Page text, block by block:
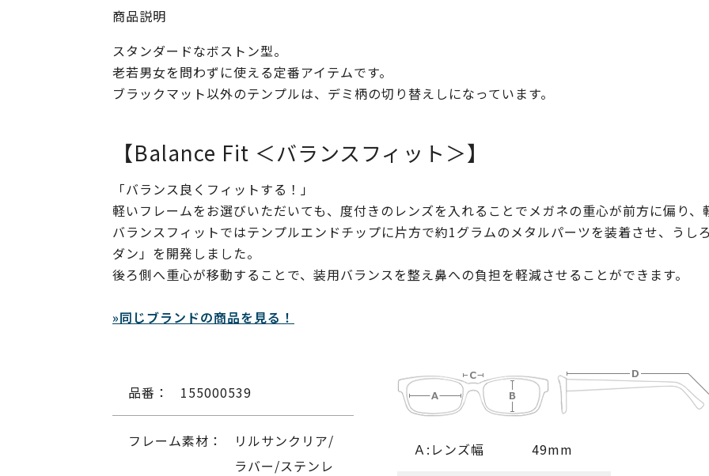
商品説明
スタンダードなボストン型。
老若男女を問わずに使える定番アイテムです。
ブラックマット以外のテンプルは、デミ柄の切り替えしになっています。
【Balance Fit ＜バランスフィット＞】
「バランス良くフィットする！」
軽いフレームをお選びいただいても、度付きのレンズを入れることでメガネの重心が前方に偏り
バランスフィットではテンプルエンドチップに片方で約1グラムのメタルパーツを装着させ、うし
ダン」を開発しました。
後ろ側へ重心が移動することで、装用バランスを整え鼻への負担を軽減させることができます。
»同じブランドの商品を見る！
品番： 155000539
フレーム素材：
リルサンクリア/
ラバー/ステンレ
Ａ:レンズ幅 49mm